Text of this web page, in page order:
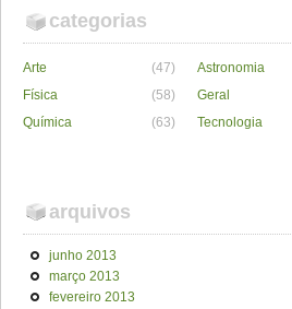
categorias
Arte (47) Astronomia
Física
(58) Geral
Química
(63) Tecnologia
arquivos
junho 2013
março 2013
fevereiro 2013